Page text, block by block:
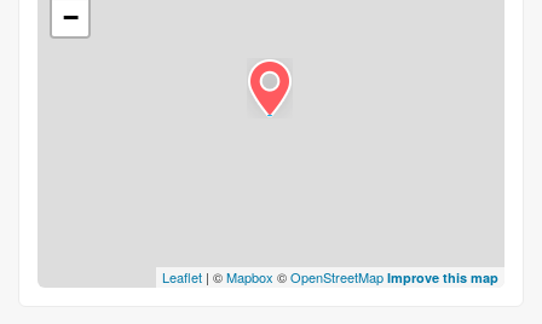
−
Leaflet | ©Mapbox ©OpenStreetMap Improve this map